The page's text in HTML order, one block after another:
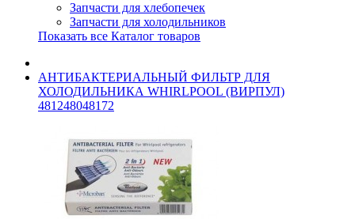
Запчасти для хлебопечек
Запчасти для холодильников
Показать все Каталог товаров
АНТИБАКТЕРИАЛЬНЫЙ ФИЛЬТР ДЛЯ
ХОЛОДИЛЬНИКА WHIRLPOOL (ВИРПУЛ)
481248048172